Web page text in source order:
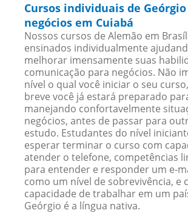
Cursos individuais de
negócios em Cuiabá
Nossos cursos de Alemão em
ensinados individualmente
melhorar imensamente suas
comunicação para negócios. Não
nível o qual você iniciar o seu
breve você já estará preparado
manejando confortavelmente
negócios, antes de passar para
estudo. Estudantes do nível
esperar terminar o curso com
atender o telefone, competências
para entender e responder um e-
como um nível de sobrevivência, e
capacidade de trabalhar em um
Geórgio é a língua nativa.